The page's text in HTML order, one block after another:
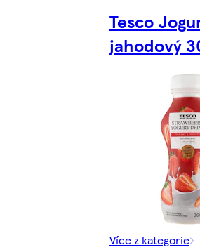
Tesco
jahodový
Více z kategorie